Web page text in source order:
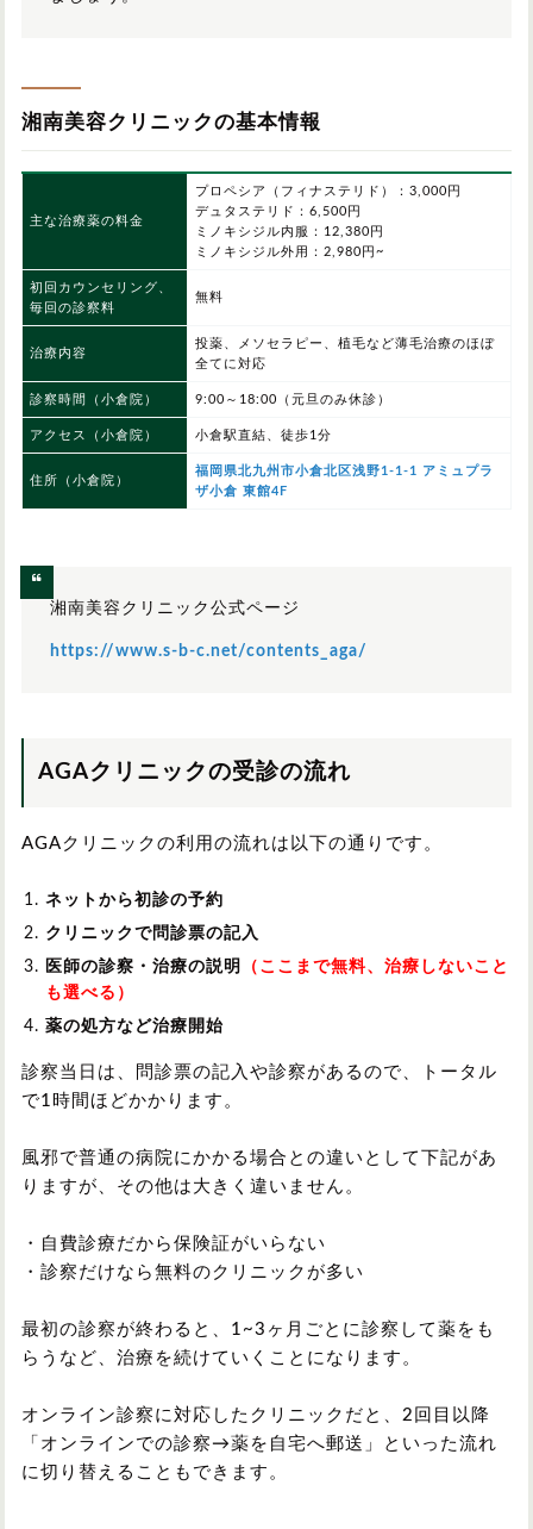
湘南美容クリニックの基本情報
主な治療薬の料金
プロペシア（フィナステリド）：3,000円
デュタステリド：6,500円
ミノキシジル内服：12,380円
ミノキシジル外用：2,980円~
初回カウンセリング、
毎回の診察料
無料
治療内容
投薬、メソセラピー、植毛など薄毛治療のほぼ
全てに対応
診察時間（小倉院） 9:00～18:00（元旦のみ休診）
アクセス（小倉院） 小倉駅直結、徒歩1分
住所（小倉院）
福岡県北九州市小倉北区浅野1-1-1 アミュプラ
ザ小倉 東館4F
湘南美容クリニック公式ページ
https://www.s-b-c.net/contents_aga/
AGAクリニックの受診の流れ
AGAクリニックの利用の流れは以下の通りです。
ネットから初診の予約
クリニックで問診票の記入
医師の診察・治療の説明
（ここまで無料、治療しないこと
も選べる）
薬の処方など治療開始
診察当日は、問診票の記入や診察があるので、トータル
で1時間ほどかかります。
風邪で普通の病院にかかる場合との違いとして下記があ
りますが、その他は大きく違いません。
・自費診療だから保険証がいらない
・診察だけなら無料のクリニックが多い
最初の診察が終わると、1~3ヶ月ごとに診察して薬をも
らうなど、治療を続けていくことになります。
オンライン診察に対応したクリニックだと、2回目以降
「オンラインでの診察→薬を自宅へ郵送」といった流れ
に切り替えることもできます。